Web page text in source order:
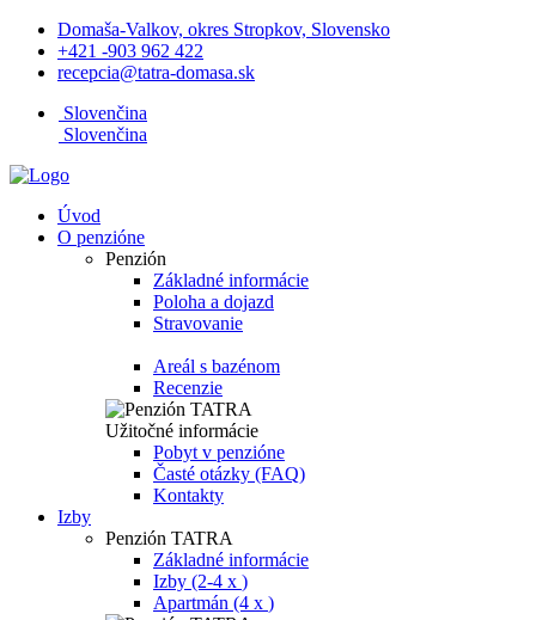
Domaša-Valkov, okres Stropkov, Slovensko
+421 -903 962 422
recepcia@tatra-domasa.sk
Slovenčina
Slovenčina
Úvod
O penzióne
Penzión
Základné informácie
Poloha a dojazd
Stravovanie
Areál s bazénom
Recenzie
Užitočné informácie
Pobyt v penzióne
Časté otázky (FAQ)
Kontakty
Izby
Penzión TATRA
Základné informácie
Izby (2-4 x )
Apartmán (4 x )